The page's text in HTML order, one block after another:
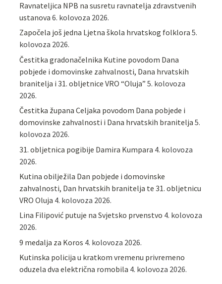
Ravnateljica NPB na susretu ravnatelja zdravstvenih
ustanova 6. kolovoza 2026.
Započela još jedna Ljetna škola hrvatskog folklora 5.
kolovoza 2026.
Čestitka gradonačelnika Kutine povodom Dana
pobjede i domovinske zahvalnosti, Dana hrvatskih
branitelja i 31. obljetnice VRO “Oluja” 5. kolovoza
2026.
Čestitka župana Celjaka povodom Dana pobjede i
domovinske zahvalnosti i Dana hrvatskih branitelja 5.
kolovoza 2026.
31. obljetnica pogibije Damira Kumpara 4. kolovoza
2026.
Kutina obilježila Dan pobjede i domovinske
zahvalnosti, Dan hrvatskih branitelja te 31. obljetnicu
VRO Oluja 4. kolovoza 2026.
Lina Filipović putuje na Svjetsko prvenstvo 4. kolovoza
2026.
9 medalja za Koros 4. kolovoza 2026.
Kutinska policija u kratkom vremenu privremeno
oduzela dva električna romobila 4. kolovoza 2026.